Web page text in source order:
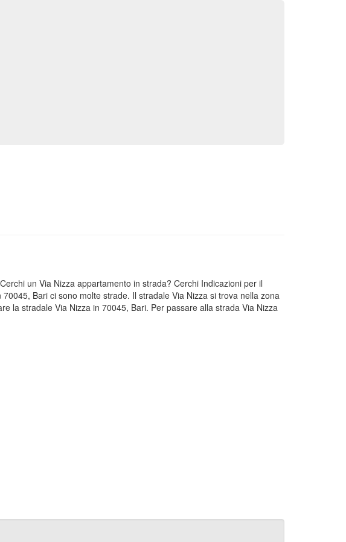
un Via Nizza appartamento in strada? Cerchi Indicazioni per il
Bari ci sono molte strade. Il stradale Via Nizza si trova nella zona
la stradale Via Nizza in 70045, Bari. Per passare alla strada Via Nizza